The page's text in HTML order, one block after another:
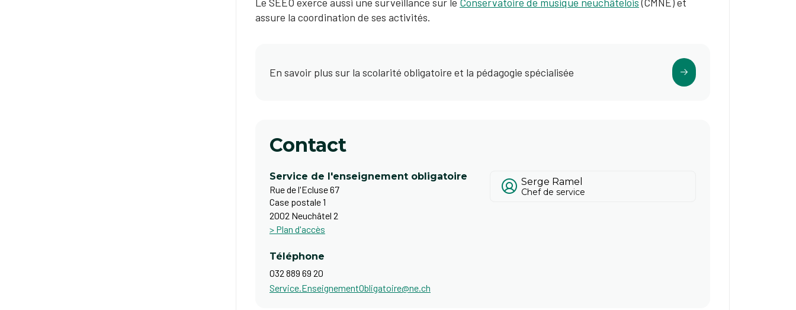
assure la coordination de ses activités.
En savoir plus sur la scolarité obligatoire et la pédagogie spécialisée
Contact
Service de l'enseignement obligatoire
Rue de l'Ecluse 67
Case postale 1
2002 Neuchâtel 2
> Plan d'accès
Serge Ramel
Chef de service
Téléphone
032 889 69 20
Service.EnseignementObligatoire@ne.ch